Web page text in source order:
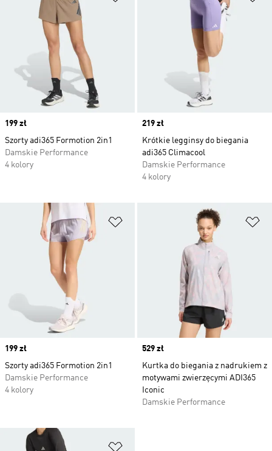
Price
199 zł
Szorty adi365 Formotion 2in1
Damskie Performance
4 kolory
Price
219 zł
Krótkie legginsy do biegania
adi365 Climacool
Damskie Performance
4 kolory
Dodaj do listy życzeń
Price
199 zł
Szorty adi365 Formotion 2in1
Damskie Performance
4 kolory
Price
529 zł
Kurtka do biegania z nadrukiem z
motywami zwierzęcymi ADI365
Iconic
Damskie Performance